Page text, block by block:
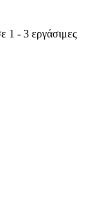
1 - 3 εργάσιμες